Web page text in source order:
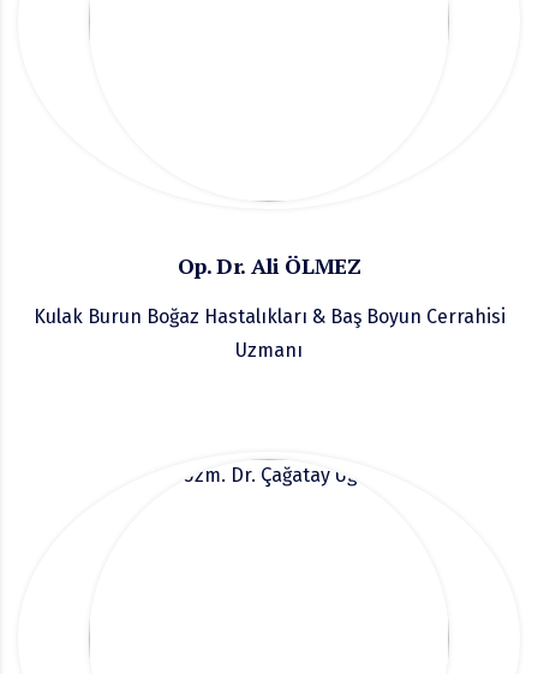
Op. Dr. Ali ÖLMEZ
Kulak Burun Boğaz Hastalıkları & Baş Boyun Cerrahisi
Uzmanı